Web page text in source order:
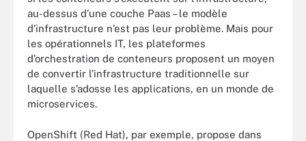
au-dessus d’une couche Paas – le modèle
d’infrastructure n’est pas leur problème. Mais pour
les opérationnels IT, les plateformes
d’orchestration de conteneurs proposent un moyen
de convertir l’infrastructure traditionnelle sur
laquelle s’adosse les applications, en un monde de
microservices.
OpenShift (Red Hat), par exemple, propose dans